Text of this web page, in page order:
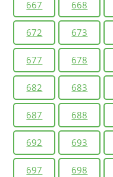
667 668
672 673
677 678
682 683
687 688
692 693
697 698